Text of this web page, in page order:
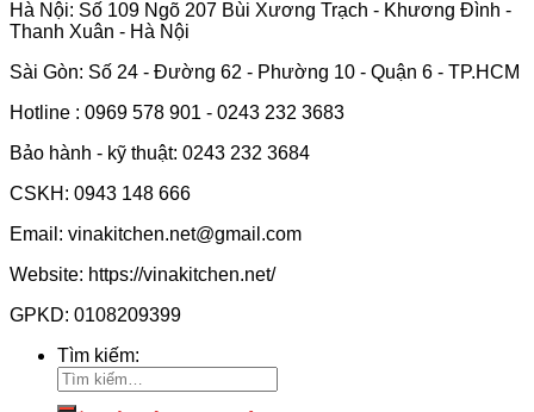
Hà Nội: Số 109 Ngõ 207 Bùi Xương Trạch - Khương Đình -
Thanh Xuân - Hà Nội
Sài Gòn: Số 24 - Đường 62 - Phường 10 - Quận 6 - TP.HCM
Hotline : 0969 578 901 - 0243 232 3683
Bảo hành - kỹ thuật: 0243 232 3684
CSKH: 0943 148 666
Email: vinakitchen.net@gmail.com
Website: https://vinakitchen.net/
GPKD: 0108209399
Tìm kiếm: